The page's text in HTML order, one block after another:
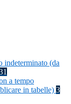
indeterminato (da
a tempo
in tabelle) 3